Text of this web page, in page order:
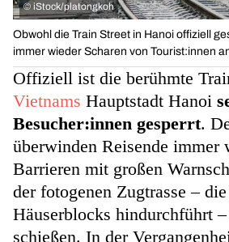
© iStock/platongkoh
Obwohl die Train Street in Hanoi offiziell
immer wieder Scharen von Tourist:innen
Offiziell ist die berühmte
Vietnams Hauptstadt Hanoi
Besucher:innen gesperrt.
überwinden Reisende immer
Barrieren mit großen
der fotogenen Zugtrasse –
Häuserblocks hindurchführt
schießen. In der